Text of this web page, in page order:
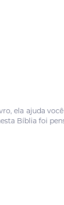
ela ajuda
Bíblia foi